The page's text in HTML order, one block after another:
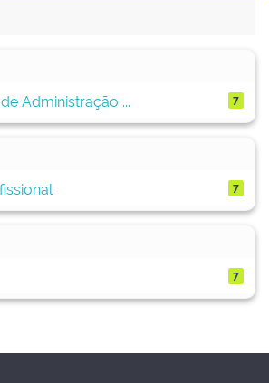
Administração ...
7
7
7